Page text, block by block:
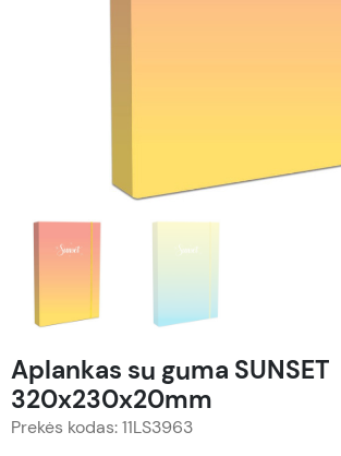
Aplankas su guma SUNSET
320x230x20mm
Prekės kodas: 11LS3963